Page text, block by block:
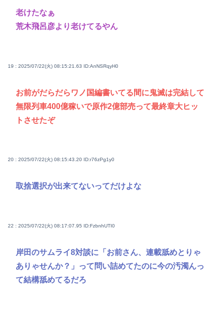
老けたなぁ
荒木飛呂彦より老けてるやん
19 : 2025/07/22(火) 08:15:21.63 ID:AnNSRqyH0
お前がだらだらワノ国編書いてる間に鬼滅は完結して
無限列車400億稼いで原作2億部売って最終章大ヒッ
トさせたぞ
20 : 2025/07/22(火) 08:15:43.20 ID:r76zPg1y0
取捨選択が出来てないってだけよな
22 : 2025/07/22(火) 08:17:07.95 ID:FzbnhUTI0
岸田のサムライ8対談に「お前さん、連載舐めとりゃ
ありゃせんか？」って問い詰めてたのに今の汚濁んっ
て結構舐めてるだろ